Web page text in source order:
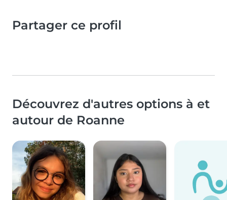
Partager ce profil
Découvrez d'autres options à et
autour de Roanne